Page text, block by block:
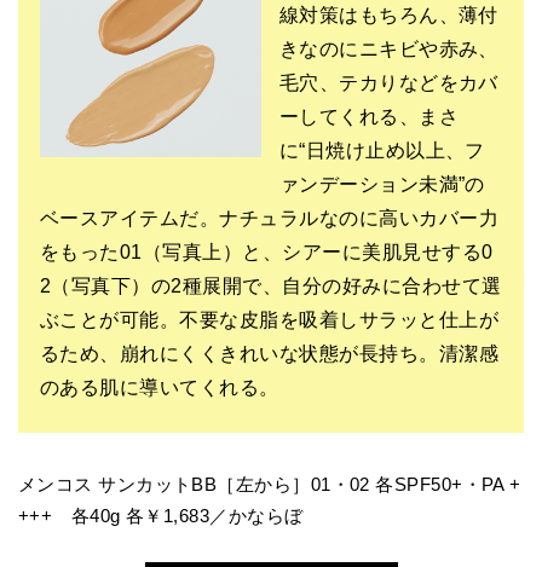
線対策はもちろん、薄付
きなのにニキビや赤み、
毛穴、テカりなどをカバ
ーしてくれる、まさ
に“日焼け止め以上、フ
ァンデーション未満”の
ベースアイテムだ。ナチュラルなのに高いカバー力
をもった01（写真上）と、シアーに美肌見せする0
2（写真下）の2種展開で、自分の好みに合わせて選
ぶことが可能。不要な皮脂を吸着しサラッと仕上が
るため、崩れにくくきれいな状態が長持ち。清潔感
のある肌に導いてくれる。
メンコス サンカットBB［左から］01・02 各SPF50+・PA +
+++ 各40g 各￥1,683／かならぼ